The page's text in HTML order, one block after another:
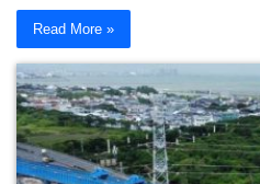
Read More »